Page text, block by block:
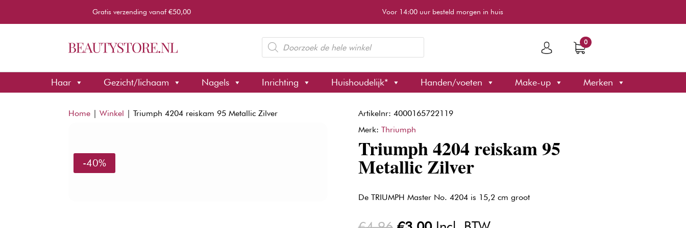
Gratis verzending vanaf €50,00 Voor 14:00 uur besteld morgen in huis
Producten
zoeken
0
Haar Gezicht/lichaam Nagels Inrichting Huishoudelijk* Handen/voeten Make-up Merken
Home |Winkel |Triumph 4204 reiskam 95 Metallic Zilver
-40%
Artikelnr: 4000165722119
Merk: Thriumph
Triumph 4204 reiskam 95
Metallic Zilver
De TRIUMPH Master No. 4204 is 15,2 cm groot